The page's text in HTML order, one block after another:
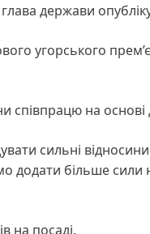
глава держави
угорського
співпрацю на основі
сильні
додати більше
на посаді.